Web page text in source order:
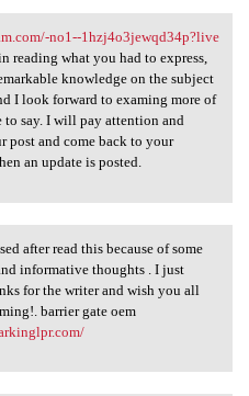
no1-
no1--1hzj4o3jewqd34p?live
reading what you had to express,
knowledge on the subject
I look forward to examing more of
to say. I will pay attention and
post and come back to your
an update is posted.
after read
after read this because of some
informative thoughts . I just
for the writer and wish you all
barrier gate oem